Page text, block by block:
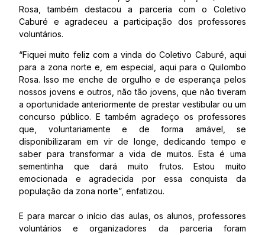
Rosa, também destacou a parceria com o Coletivo
Caburé e agradeceu a participação dos professores
voluntários.
“Fiquei muito feliz com a vinda do Coletivo Caburé, aqui
para a zona norte e, em especial, aqui para o Quilombo
Rosa. Isso me enche de orgulho e de esperança pelos
nossos jovens e outros, não tão jovens, que não tiveram
a oportunidade anteriormente de prestar vestibular ou um
concurso público. E também agradeço os professores
que, voluntariamente e de forma amável, se
disponibilizaram em vir de longe, dedicando tempo e
saber para transformar a vida de muitos. Esta é uma
sementinha que dará muito frutos. Estou muito
emocionada e agradecida por essa conquista da
população da zona norte”, enfatizou.
E para marcar o início das aulas, os alunos, professores
voluntários e organizadores da parceria foram